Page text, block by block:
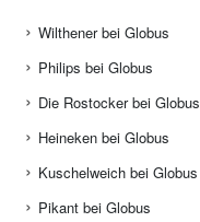
Wilthener bei Globus
Philips bei Globus
Die Rostocker bei Globus
Heineken bei Globus
Kuschelweich bei Globus
Pikant bei Globus